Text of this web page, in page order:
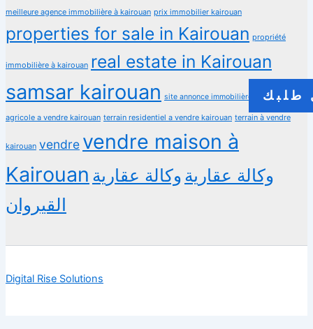
طلبك
meilleure agence immobilière à kairouan prix immobilier kairouan
properties for sale in Kairouan propriété
immobilière à kairouan real estate in Kairouan
samsar kairouan site annonce immobilière terrain
agricole a vendre kairouan terrain residentiel a vendre kairouan terrain à vendre
kairouan vendre vendre maison à
Kairouan
وكالة عقارية وكالة عقارية
القيروان
Digital Rise Solutions